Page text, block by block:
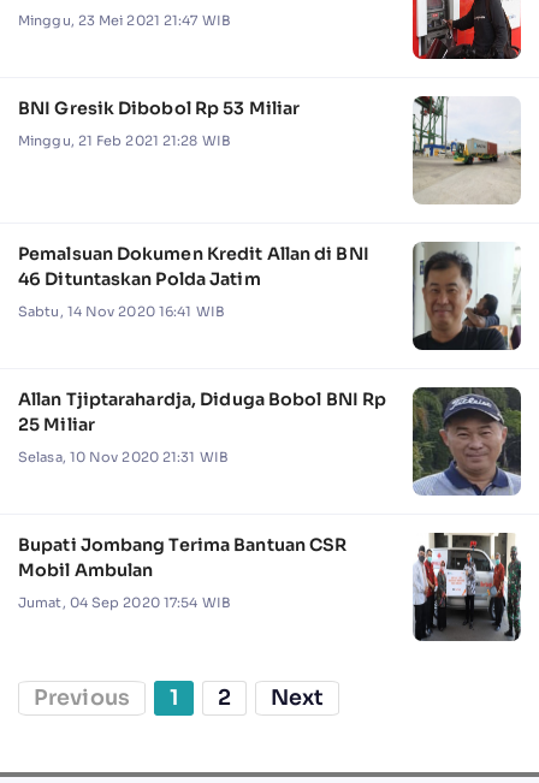
Minggu, 23 Mei 2021 21:47 WIB
BNI Gresik Dibobol Rp 53 Miliar
Minggu, 21 Feb 2021 21:28 WIB
Pemalsuan Dokumen Kredit Allan di BNI
46 Dituntaskan Polda Jatim
Sabtu, 14 Nov 2020 16:41 WIB
Allan Tjiptarahardja, Diduga Bobol BNI Rp
25 Miliar
Selasa, 10 Nov 2020 21:31 WIB
Bupati Jombang Terima Bantuan CSR
Mobil Ambulan
Jumat, 04 Sep 2020 17:54 WIB
Previous 1 2 Next